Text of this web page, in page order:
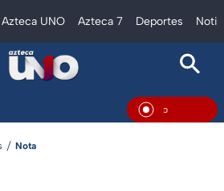
Azteca UNO Azteca 7 Deportes
En Vivo
Nota